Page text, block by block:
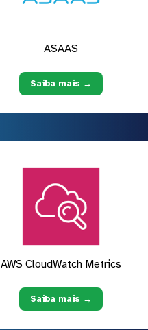
ASAAS
Saiba mais →
AWS CloudWatch Metrics
Saiba mais →